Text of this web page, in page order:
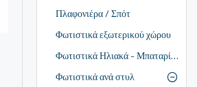
Πλαφονιέρα / Σπότ
Φωτιστικά εξωτερικού χώρου
Φωτιστικά Ηλιακά - Μπαταρίας
Φωτιστικά ανά στυλ